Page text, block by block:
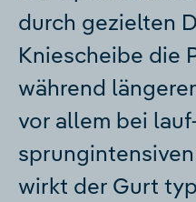
durch gezielten
Kniescheibe die
während
vor allem bei
wirkt der Gurt